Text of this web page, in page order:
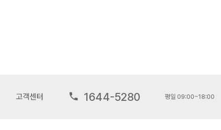
고객센터 1644-5280 평일 09:00~18:00